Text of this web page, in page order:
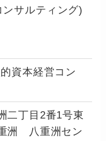
サルティング)
資本経営コン
二丁目2番1号東
洲 八重洲セン